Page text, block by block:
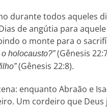
durante todos aqueles
de angútia para
o monte para o
holocausto?”(Gênesis
(Gênesis 22:8).
enquanto Abraão e
Um cordeiro que Deus